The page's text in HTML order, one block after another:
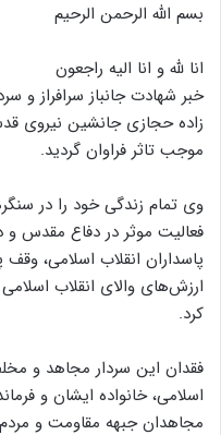
بسم الله الرحمن الرحیم
انا لله و انا الیه راجعون
خبر شهادت جانباز سرافراز
زاده حجازی جانشین نیروی
موجب تاثر فراوان گردید.
وی تمام زندگی خود را در
فعالیت موثر در دفاع مقدس
پاسداران انقلاب اسلامی،
ارزش‌های والای انقلاب
کرد‌.
فقدان این سردار مجاهد و
اسلامی، خانواده ایشان و
مجاهدان جبهه مقاومت و